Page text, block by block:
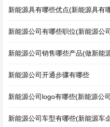
新能源具有哪些优点(新能源具有
新能源公司有哪些职位(新能源公
新能源公司销售哪些产品(做新能
新能源公司开通步骤有哪些
新能源公司logo有哪些(新能源公
新能源公司车型有哪些(新能源车